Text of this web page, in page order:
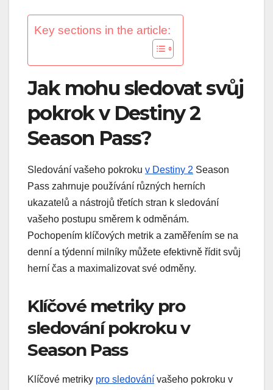
Key sections in the article:
Jak mohu sledovat svůj
pokrok v Destiny 2
Season Pass?
Sledování vašeho pokroku v Destiny 2 Season
Pass zahrnuje používání různých herních
ukazatelů a nástrojů třetích stran k sledování
vašeho postupu směrem k odměnám.
Pochopením klíčových metrik a zaměřením se na
denní a týdenní milníky můžete efektivně řídit svůj
herní čas a maximalizovat své odměny.
Klíčové metriky pro
sledování pokroku v
Season Pass
Klíčové metriky pro sledování vašeho pokroku v